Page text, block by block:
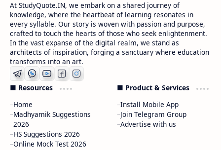
At StudyQuote.IN, we embark on a shared journey of
knowledge, where the heartbeat of learning resonates in
every syllable. Our story is woven with passion and purpose,
crafted to touch the hearts of those who seek enlightenment.
In the vast expanse of the digital realm, we stand as
architects of inspiration, forging a sanctuary where education
transforms into an art.
■ Resources
Home
Madhyamik Suggestions
2026
HS Suggestions 2026
Online Mock Test 2026
■ Product & Services
Install Mobile App
Join Telegram Group
Advertise with us